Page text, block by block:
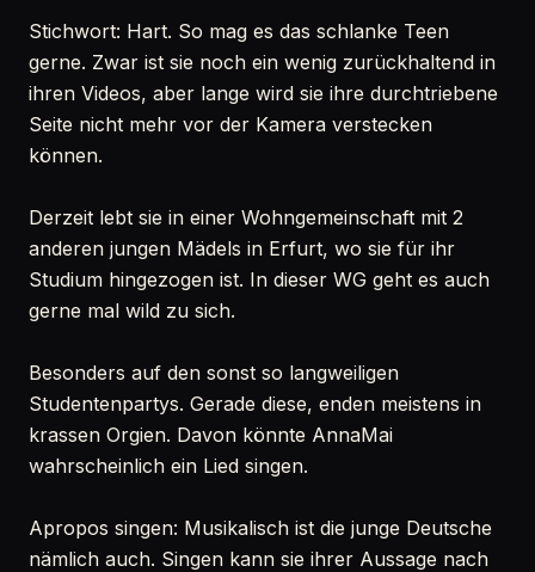
Stichwort: Hart. So mag es das schlanke Teen
gerne. Zwar ist sie noch ein wenig zurückhaltend in
ihren Videos, aber lange wird sie ihre durchtriebene
Seite nicht mehr vor der Kamera verstecken
können.
Derzeit lebt sie in einer Wohngemeinschaft mit 2
anderen jungen Mädels in Erfurt, wo sie für ihr
Studium hingezogen ist. In dieser WG geht es auch
gerne mal wild zu sich.
Besonders auf den sonst so langweiligen
Studentenpartys. Gerade diese, enden meistens in
krassen Orgien. Davon könnte AnnaMai
wahrscheinlich ein Lied singen.
Apropos singen: Musikalisch ist die junge Deutsche
nämlich auch. Singen kann sie ihrer Aussage nach